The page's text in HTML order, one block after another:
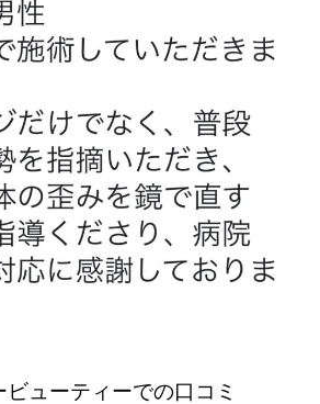
ューティーでの口コミ